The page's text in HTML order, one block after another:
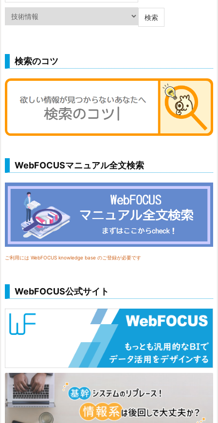
検索のコツ
WebFOCUSマニュアル全文検索
ご利用には WebFOCUS knowledge base のご登録が必要です
WebFOCUS公式サイト